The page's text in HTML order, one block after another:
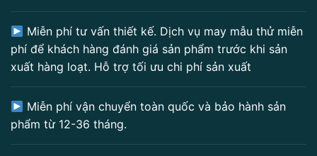
Miễn phí tư vấn thiết kế. Dịch vụ may mẫu thử miễn
phí để khách hàng đánh giá sản phẩm trước khi sản
xuất hàng loạt. Hỗ trợ tối ưu chi phí sản xuất
Miễn phí vận chuyển toàn quốc và bảo hành sản
phẩm từ 12-36 tháng.